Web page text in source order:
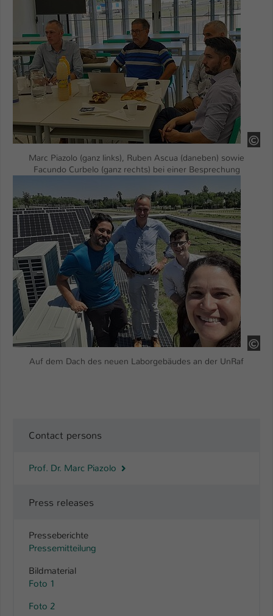
Marc Piazolo (ganz links), Ruben Ascua (daneben) sowie
Facundo Curbelo (ganz rechts) bei einer Besprechung
Auf dem Dach des neuen Laborgebäudes an der UnRaf
Contact persons
Prof. Dr. Marc Piazolo
Press releases
Presseberichte
Pressemitteilung
Bildmaterial
Foto 1
Foto 2
zu verwalten.